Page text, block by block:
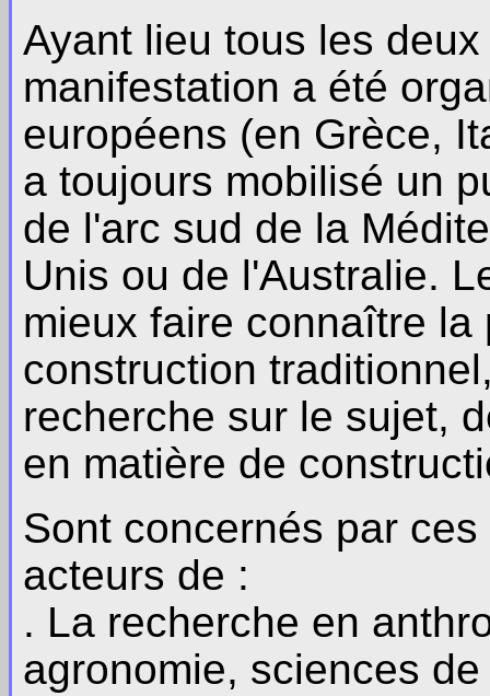
Ayant lieu tous les
manifestation a été
européens (en Grèce,
a toujours mobilisé un
de l'arc sud de la
Unis ou de l'Australie.
mieux faire connaître
construction
recherche sur le sujet,
en matière de
Sont concernés par
acteurs de :
. La recherche en
agronomie, sciences